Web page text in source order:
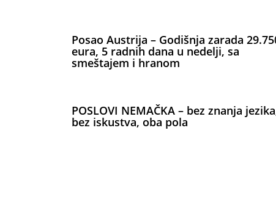
Posao Austrija – Godišnja zarada
eura, 5 radnih dana u nedelji, sa
smeštajem i hranom
POSLOVI NEMAČKA – bez znanja
bez iskustva, oba pola